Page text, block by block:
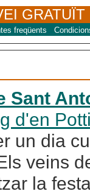
freqüents
Sant
d'en
un dia
veins
la